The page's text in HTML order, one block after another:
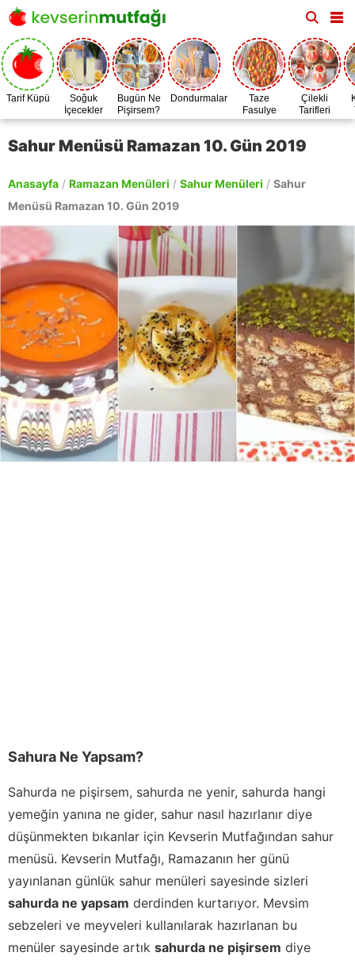
Tarif Küpü
Soğuk
İçecekler
Bugün Ne
Pişirsem?
Dondurmalar
Taze
Fasulye
Zamanı
Çilekli
Tarifleri
Sahur Menüsü Ramazan 10. Gün 2019
Anasayfa / Ramazan Menüleri / Sahur Menüleri / Sahur
Menüsü Ramazan 10. Gün 2019
Sahura Ne Yapsam?
Sahurda ne pişirsem, sahurda ne yenir, sahurda hangi
yemeğin yanına ne gider, sahur nasıl hazırlanır diye
düşünmekten bıkanlar için Kevserin Mutfağından sahur
menüsü. Kevserin Mutfağı, Ramazanın her günü
yayınlanan günlük sahur menüleri sayesinde sizleri
sahurda ne yapsam derdinden kurtarıyor. Mevsim
sebzeleri ve meyveleri kullanılarak hazırlanan bu
menüler sayesinde artık sahurda ne pişirsem diye